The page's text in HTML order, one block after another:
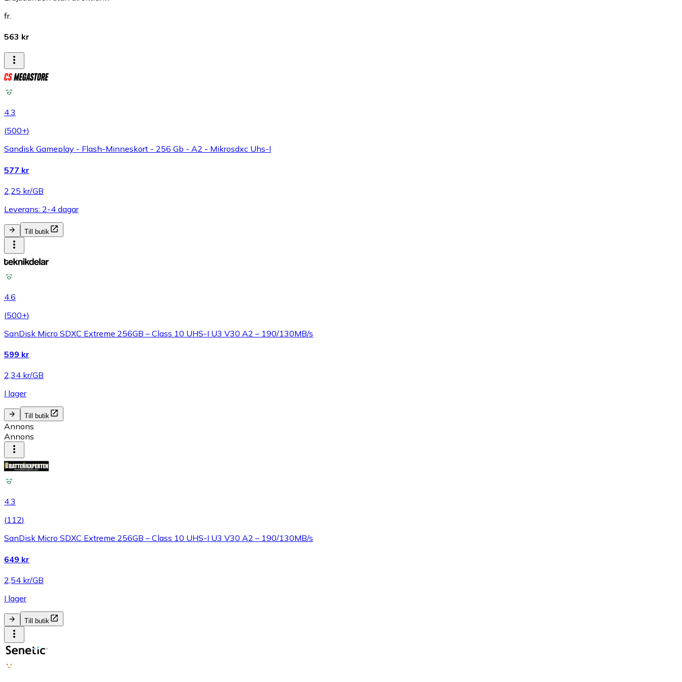
fr.
563 kr
4.3
(500+)
Sandisk Gameplay - Flash-Minneskort - 256 Gb - A2 - Mikrosdxc Uhs-I
577 kr
2,25 kr/GB
Leverans: 2-4 dagar
Till butik
4.6
(500+)
SanDisk Micro SDXC Extreme 256GB – Class 10 UHS-I U3 V30 A2 – 190/130MB/s
599 kr
2,34 kr/GB
I lager
Till butik
Annons
Annons
4.3
(112)
SanDisk Micro SDXC Extreme 256GB – Class 10 UHS-I U3 V30 A2 – 190/130MB/s
649 kr
2,54 kr/GB
I lager
Till butik